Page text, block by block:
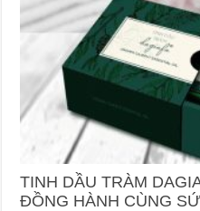
TINH DẦU TRÀM
ĐỒNG HÀNH CÙNG